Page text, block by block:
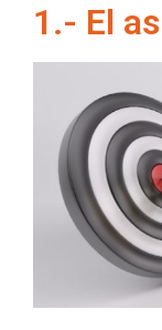
1.- El